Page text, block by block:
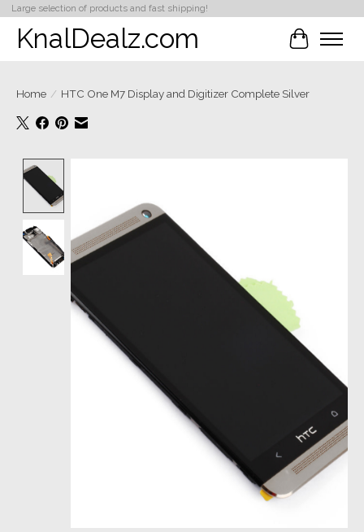
Large selection of products and fast shipping!
KnalDealz.com
Home / HTC One M7 Display and Digitizer Complete Silver